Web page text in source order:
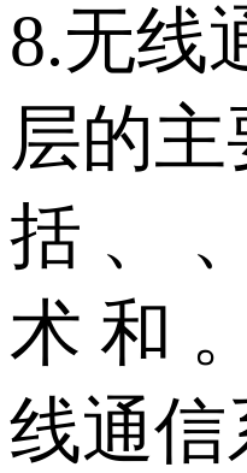
8.无线
层的
括 、
术 和
线通信